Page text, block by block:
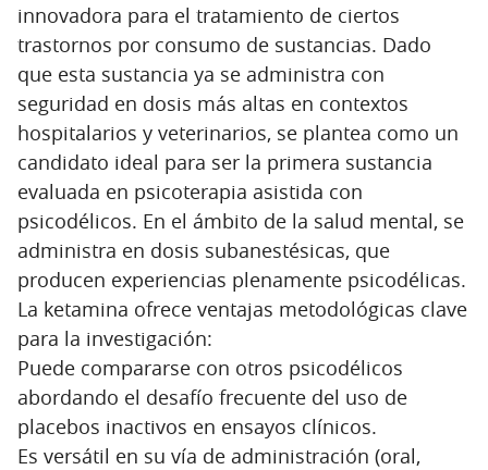
innovadora para el tratamiento de ciertos
trastornos por consumo de sustancias. Dado
que esta sustancia ya se administra con
seguridad en dosis más altas en contextos
hospitalarios y veterinarios, se plantea como un
candidato ideal para ser la primera sustancia
evaluada en psicoterapia asistida con
psicodélicos. En el ámbito de la salud mental, se
administra en dosis subanestésicas, que
producen experiencias plenamente psicodélicas.
La ketamina ofrece ventajas metodológicas clave
para la investigación:
Puede compararse con otros psicodélicos
abordando el desafío frecuente del uso de
placebos inactivos en ensayos clínicos.
Es versátil en su vía de administración (oral,